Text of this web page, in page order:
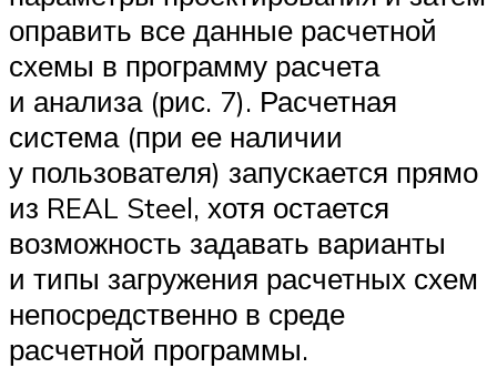
оправить все данные расчетной
схемы в программу расчета
и анализа (рис. 7). Расчетная
система (при ее наличии
у пользователя) запускается прямо
из REAL Steel, хотя остается
возможность задавать варианты
и типы загружения расчетных схем
непосредственно в среде
расчетной программы.